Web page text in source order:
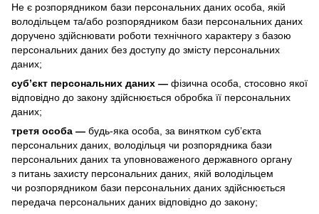
Не є розпорядником бази персональних даних особа, якій
володільцем та/або розпорядником бази персональних даних
доручено здійснювати роботи технічного характеру з базою
персональних даних без доступу до змісту персональних
даних;
суб’єкт персональних даних — фізична особа, стосовно якої
відповідно до закону здійснюється обробка її персональних
даних;
третя особа — будь-яка особа, за винятком суб’єкта
персональних даних, володільця чи розпорядника бази
персональних даних та уповноваженого державного органу
з питань захисту персональних даних, якій володільцем
чи розпорядником бази персональних даних здійснюється
передача персональних даних відповідно до закону;